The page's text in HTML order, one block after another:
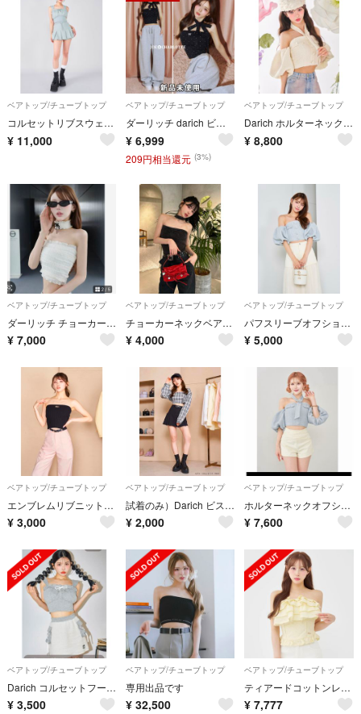
ベアトップ/チューブトップ
コルセットリブスウェットベアトップ・スカート
¥ 11,000
ベアトップ/チューブトップ
ダーリッチ darich ビジューロゴベアトップ BLK ブラック
¥ 6,999
209円相当還元 (3%)
ベアトップ/チューブトップ
Darich ホルターネックオフショルツイードトップス
¥ 8,800
ベアトップ/チューブトップ
ダーリッチ チョーカーリボンシャーリングベアトップ アイボリー F
¥ 7,000
ベアトップ/チューブトップ
チョーカーネックベアトップ
¥ 4,000
ベアトップ/チューブトップ
パフスリーブオフショルツイードトップス
¥ 5,000
ベアトップ/チューブトップ
エンブレムリブニットベアトップ
¥ 3,000
ベアトップ/チューブトップ
試着のみ）Darich ビスチェ （Freeサイズ
¥ 2,000
ベアトップ/チューブトップ
ホルターネックオフショルツイードトップス ダーリッチ
¥ 7,600
ベアトップ/チューブトップ
Darich コルセットフードスウェットトップス
¥ 3,500
ベアトップ/チューブトップ
専用出品です
¥ 32,500
ベアトップ/チューブトップ
ティアードコットンレースベアトップス
¥ 7,777